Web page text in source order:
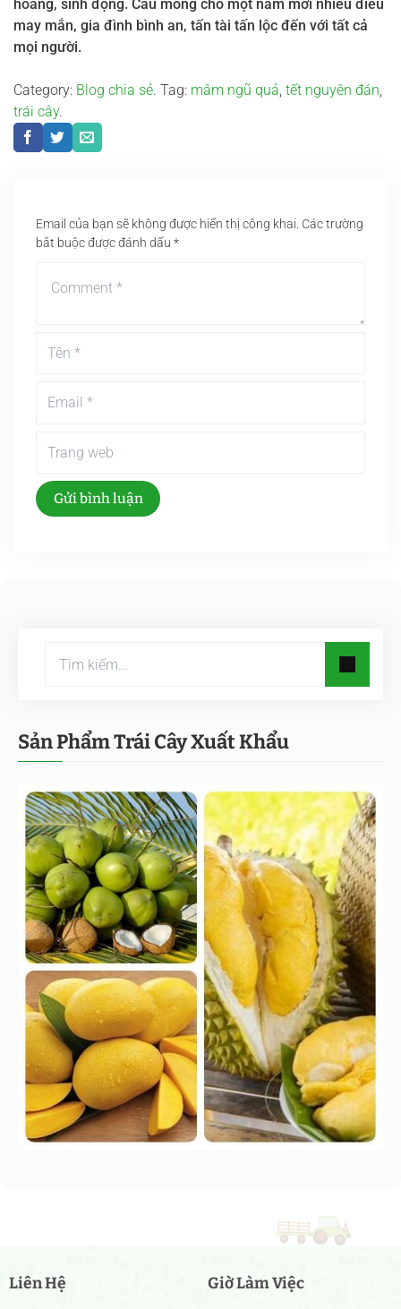
hoàng, sinh động. Cầu mong cho một năm mới nhiều điều
may mắn, gia đình bình an, tấn tài tấn lộc đến với tất cả
mọi người.
Category: Blog chia sẻ. Tag: mâm ngũ quả, tết nguyên đán,
trái cây.
Email của bạn sẽ không được hiển thị công khai. Các trường
bắt buộc được đánh dấu *
Gửi bình luận
Sản Phẩm Trái Cây Xuất Khẩu
Liên Hệ Giờ Làm Việc